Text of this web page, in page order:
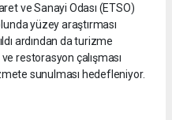
ve Sanayi Odası (ETSO)
yüzey araştırması
ardından da turizme
ve restorasyon çalışması
sunulması hedefleniyor.